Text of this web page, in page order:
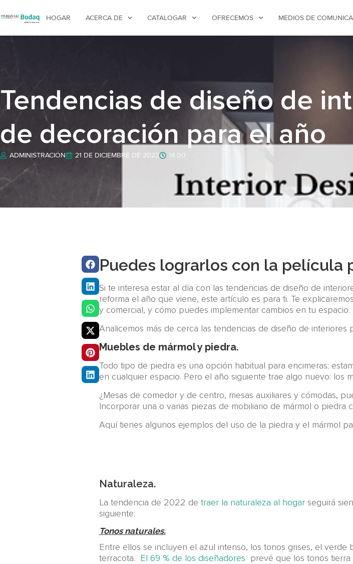
HOGAR ACERCA DE CATALOGAR OFRECEMOS MEDIOS DE
Tendencias de diseño de
de decoración para el año
ADMINISTRACIÓN 21 DE DICIEMBRE DE 2022 14:00
Puedes lograrlos con la película
Si te interesa estar al día con las tendencias de diseño de
reforma el año que viene, este artículo es para ti. Te
y comercial, y cómo puedes implementar cambios en tu espacio.
Analicemos más de cerca las tendencias de diseño de interiores
Muebles de mármol y piedra.
Todo tipo de piedra es una opción habitual para encimeras;
en cualquier espacio. Pero el año siguiente trae algo nuevo: los
¿Mesas de comedor y de centro, mesas auxiliares y cómodas,
Incorporar una o varias piezas de mobiliario de mármol o
Aquí tienes algunos ejemplos del uso de la piedra y el mármol
Naturaleza.
La tendencia de 2022 de traer la naturaleza al hogarseguirá
siguiente:
Tonos naturales.
Entre ellos se incluyen el azul intenso, los tonos grises, el
terracota. El 69 % de los diseñadores prevé que los tonos